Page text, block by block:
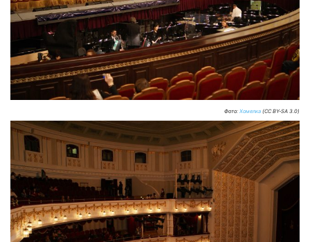
Фото: Хомелка (CC BY-SA 3.0)